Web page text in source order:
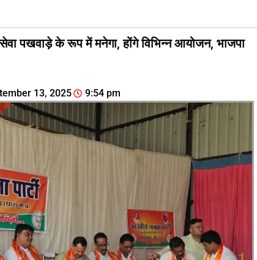
पखवाड़े के रूप में मनेगा, होंगे विभिन्न आयोजन, भाजपा
13, 2025 9:54 pm